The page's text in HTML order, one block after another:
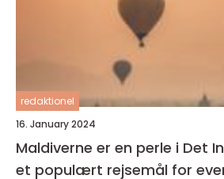
redaktionel
16. January 2024
Maldiverne er en perle i Det
et populært rejsemål for